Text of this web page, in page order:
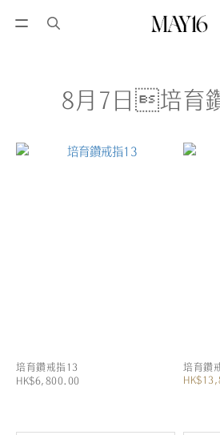
8月7日培育
培育鑽戒指13
HK$6,800.00
培育鑽